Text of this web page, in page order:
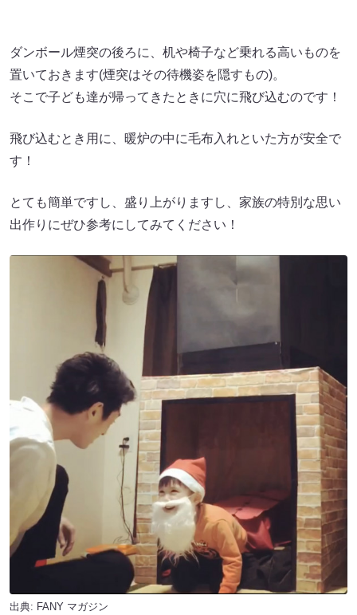
ダンボール煙突の後ろに、机や椅子など乗れる高いものを
置いておきます(煙突はその待機姿を隠すもの)。
そこで子ども達が帰ってきたときに穴に飛び込むのです！
飛び込むとき用に、暖炉の中に毛布入れといた方が安全で
す！
とても簡単ですし、盛り上がりますし、家族の特別な思い
出作りにぜひ参考にしてみてください！
出典: FANY マガジン